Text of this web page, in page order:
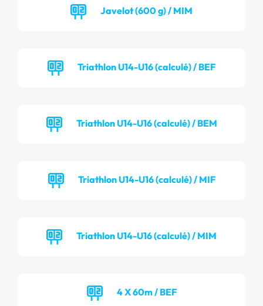
Javelot (600 g) / MIM
Triathlon U14-U16 (calculé) / BEF
Triathlon U14-U16 (calculé) / BEM
Triathlon U14-U16 (calculé) / MIF
Triathlon U14-U16 (calculé) / MIM
4 X 60m / BEF